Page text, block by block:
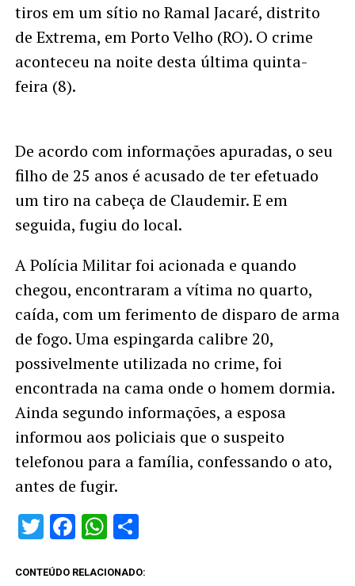
tiros em um sítio no Ramal Jacaré, distrito
de Extrema, em Porto Velho (RO). O crime
aconteceu na noite desta última quinta-
feira (8).
De acordo com informações apuradas, o seu
filho de 25 anos é acusado de ter efetuado
um tiro na cabeça de Claudemir. E em
seguida, fugiu do local.
A Polícia Militar foi acionada e quando
chegou, encontraram a vítima no quarto,
caída, com um ferimento de disparo de arma
de fogo. Uma espingarda calibre 20,
possivelmente utilizada no crime, foi
encontrada na cama onde o homem dormia.
Ainda segundo informações, a esposa
informou aos policiais que o suspeito
telefonou para a família, confessando o ato,
antes de fugir.
Twitter
Facebook
WhatsApp
Share
CONTEÚDO RELACIONADO: